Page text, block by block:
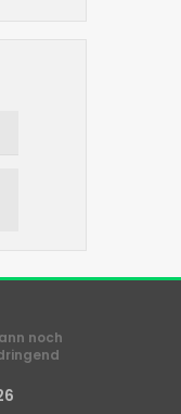
noch